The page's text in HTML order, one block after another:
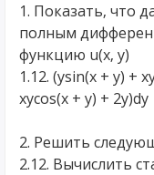
1. Показать, что
полным
функцию u(x, y)
1.12. (ysin(x + y) +
xycos(x + y) + 2y)dy
2. Решить
2.12. Вычислить